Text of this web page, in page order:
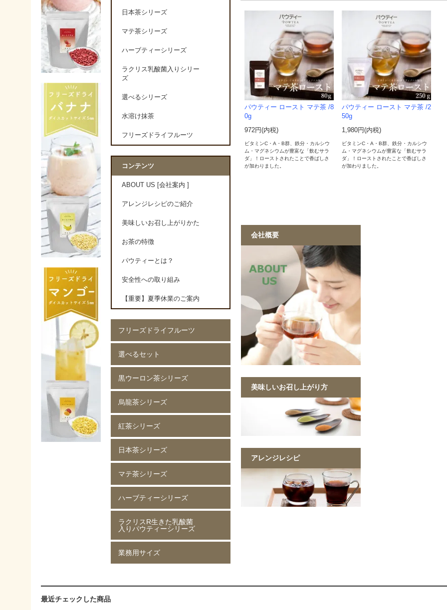
パウティー ロースト マテ茶 /8
0g
972円(内税)
ビタミンC・A・B群、鉄分・カルシウ
ム・マグネシウムが豊富な「飲むサラ
ダ」！ローストされたことで香ばしさ
が加わりました。
パウティー ロースト マテ茶 /2
50g
1,980円(内税)
ビタミンC・A・B群、鉄分・カルシウ
ム・マグネシウムが豊富な「飲むサラ
ダ」！ローストされたことで香ばしさ
が加わりました。
日本茶シリーズ
マテ茶シリーズ
ハーブティーシリーズ
ラクリス乳酸菌入りシリー
ズ
選べるシリーズ
水溶け抹茶
フリーズドライフルーツ
コンテンツ
ABOUT US [会社案内 ]
アレンジレシピのご紹介
美味しいお召し上がりかた
お茶の特徴
パウティーとは？
安全性への取り組み
【重要】夏季休業のご案内
フリーズドライフルーツ
イチゴ(5mm)60g
イチゴ(5mm)200g
イチゴ(8mm)200g
フレーズホール50g
フレーズホール150g
イチゴスライス
バナナ60g
バナナ200g
マンゴー60g
マンゴー200g
ラズベリー60g
ラズベリー200g
黄桃60g
黄桃200g
コーン200g
選べるセット
選べる 2種類
黒ウーロン茶シリーズ
黒ウーロン茶 80g
黒ウーロン茶 250g
黒ウーロン茶 1kg
ジャスミンが香る
黒ウーロン茶 80g
ジャスミンが香る
黒ウーロン茶 250g
ジャスミンが香る
黒ウーロン茶 1kg
ピーチ黒ウーロン茶 80g
ピーチ黒ウーロン茶 250g
バニラ黒ウーロン茶 80g
アセロラ黒ウーロン茶 80g
烏龍茶シリーズ
烏龍茶 80g
烏龍茶 250g
烏龍茶 1kg
ピーチ烏龍茶 80g
カシス烏龍茶 80g
アップル烏龍茶 80g
マスカット烏龍茶 80g
紅茶シリーズ
ストレート紅茶 無糖 80g
ストレート紅茶 無糖 250g
ストレート紅茶 無糖 1kg
アールグレイ紅茶 80g
アールグレイ紅茶 250g
レモンティー 80g
レモンティー 250g
キャラメルティー 80g
キャラメルティー 250g
アップルティー 80g
アップルティー 250g
トロピカルティー 250g
ストロベリーティー 250g
日本茶シリーズ
緑茶 80g
緑茶 250g
緑茶 1kg
香りほうじ茶 80g
ほうじ茶 250g
香り麦茶 80g
麦茶 250g
香ばしい麦茶 1kg
抹茶入り玄米茶 80g
玄米茶 250g
マテ茶シリーズ
ローストマテ茶 80g
ローストマテ茶 250g
コーヒー風味マテ茶 80g
コーヒー風味マテ茶 250g
ミントマテ茶 80g
ミントマテ茶 250g
オレンジマテ茶 80g
レモンマテ茶 80g
ハーブティーシリーズ
ジャスミン茶 80g
ジャスミン茶 250g
ルイボスティー 50g
ルイボスティー 250g
ラクリスR生きた乳酸菌
入りパウティーシリーズ
ラクリスR生きた乳酸菌入り
緑茶 40g
ラクリスR生きた乳酸菌入り
黒烏龍茶 40g
ラクリスR生きた乳酸菌入り
ジャスミン茶 40g
ラクリスR生きた乳酸菌入り
ルイボスティー 40g
業務用サイズ
黒ウーロン茶 1kg
会社概要
美味しいお召し上がり方
アレンジレシピ
最近チェックした商品